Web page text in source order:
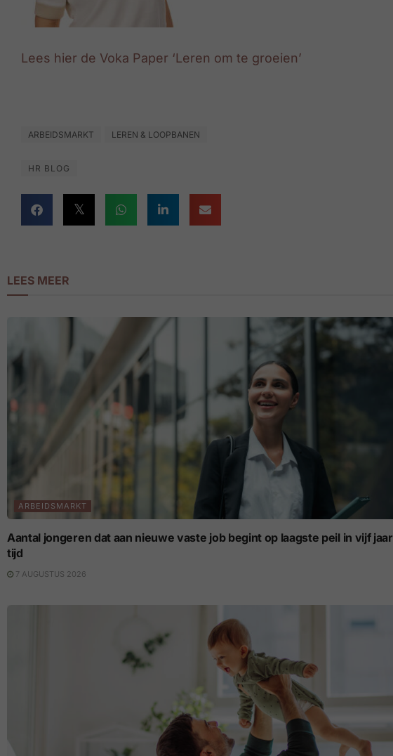
Lees hier de Voka Paper ‘Leren om te groeien’
ARBEIDSMARKT LEREN & LOOPBANEN
HR BLOG
LEES MEER
ARBEIDSMARKT
Aantal jongeren dat aan nieuwe vaste job begint op laagste peil in vijf jaar
tijd
7 AUGUSTUS 2026